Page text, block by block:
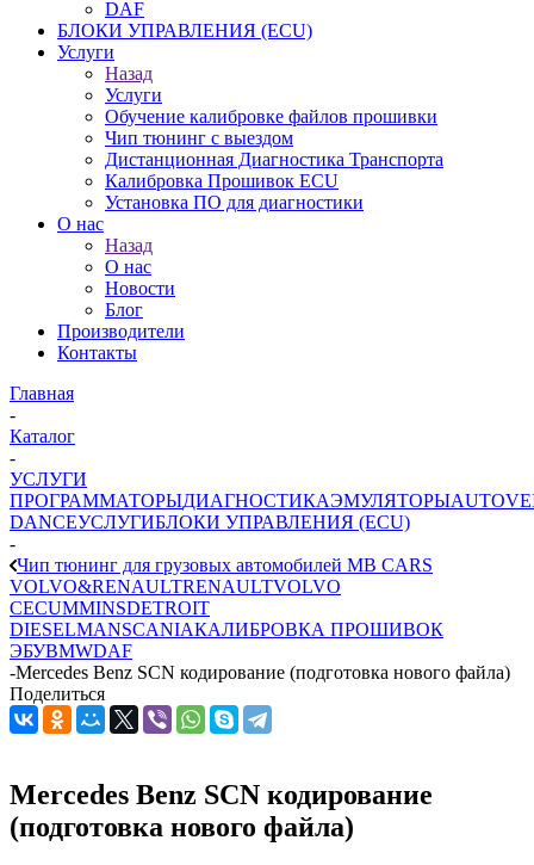
DAF
БЛОКИ УПРАВЛЕНИЯ (ECU)
Услуги
Назад
Услуги
Обучение калибровке файлов прошивки
Чип тюнинг с выездом
Дистанционная Диагностика Транспорта
Калибровка Прошивок ECU
Установка ПО для диагностики
О нас
Назад
О нас
Новости
Блог
Производители
Контакты
Главная
-
Каталог
-
УСЛУГИ
ПРОГРАММАТОРЫДИАГНОСТИКАЭМУЛЯТОРЫ
DANCEУСЛУГИБЛОКИ УПРАВЛЕНИЯ (ECU)
-
Чип тюнинг для грузовых автомобилей MB CARS
VOLVO&RENAULTRENAULTVOLVO
CECUMMINSDETROIT
DIESELMANSCANIAКАЛИБРОВКА ПРОШИВОК
ЭБУBMWDAF
-Mercedes Benz SCN кодирование (подготовка нового файла)
Поделиться
Mercedes Benz SCN кодирование
(подготовка нового файла)